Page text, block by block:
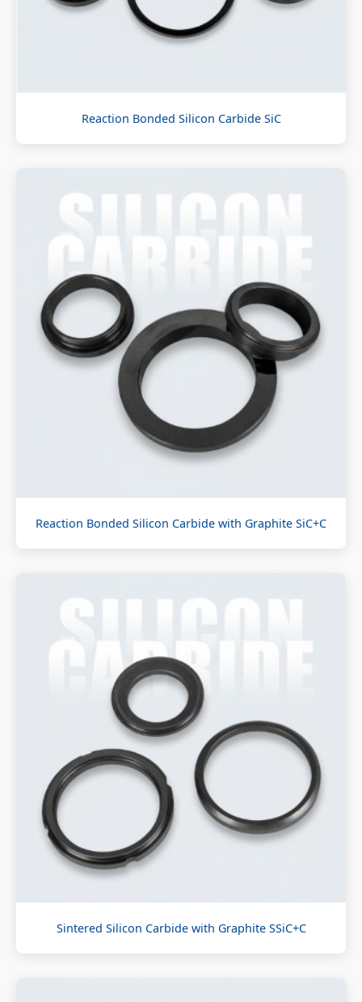
Reaction Bonded Silicon Carbide SiC
Reaction Bonded Silicon Carbide with Graphite SiC+C
Sintered Silicon Carbide with Graphite SSiC+C